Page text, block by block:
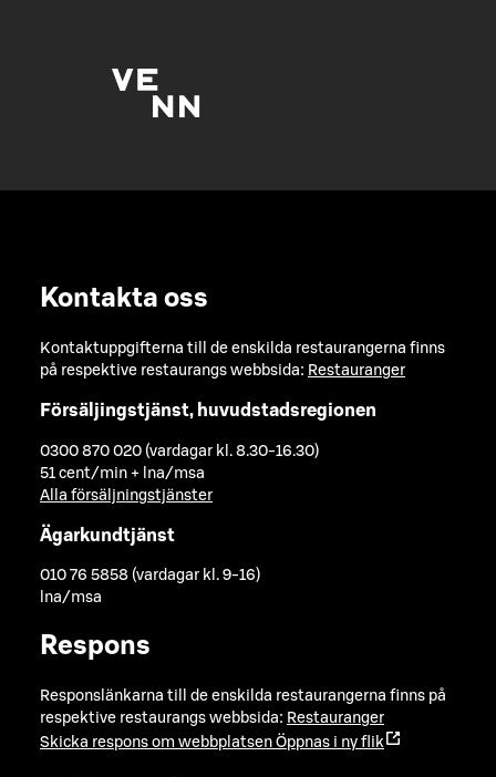
Kontakta oss
Kontaktuppgifterna till de enskilda restaurangerna finns
på respektive restaurangs webbsida: Restauranger
Försäljingstjänst, huvudstadsregionen
0300 870 020 (vardagar kl. 8.30-16.30)
51 cent/min + lna/msa
Alla försäljningstjänster
Ägarkundtjänst
010 76 5858 (vardagar kl. 9-16)
lna/msa
Respons
Responslänkarna till de enskilda restaurangerna finns på
respektive restaurangs webbsida: Restauranger
Skicka respons om webbplatsen Öppnas i ny flik